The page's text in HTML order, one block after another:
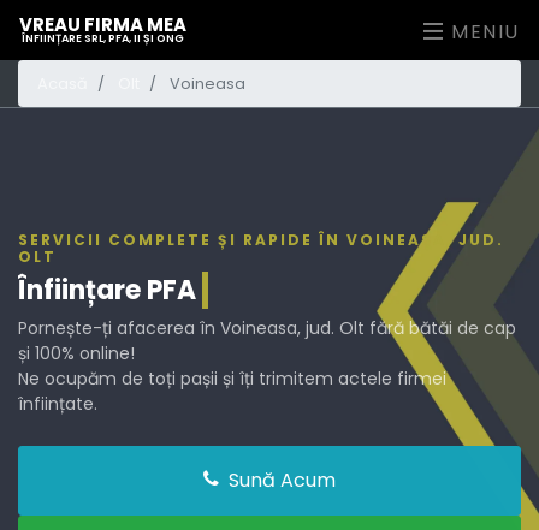
VREAU FIRMA MEA
ÎNFIINȚARE SRL, PFA, II ȘI ONG MENIU
Voineasa
SERVICII COMPLETE ȘI RAPIDE ÎN VOINEASA, JUD.
OLT
ÎnființarePFA
Pornește-ți afacerea în Voineasa, jud. Olt fără bătăi de cap
și 100% online!
Ne ocupăm de toți pașii și îți trimitem actele firmei
înființate.
Sună Acum